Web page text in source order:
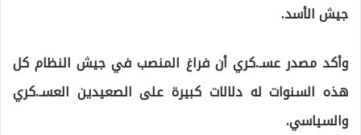
جيش الأسد.
وأكد مصدر عسـ.كري أن فراغ المنصب في جيش النظام كل
هذه السنوات له دلالات كبيرة على الصعيدين العسـ.كري
والسياسي.